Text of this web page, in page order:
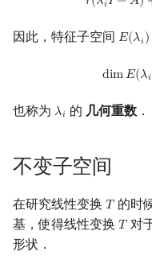
致谢
Special Judge
Testlib
LaTeX 入门
Git
Java 进阶
前缀和 & 差分
二分
回溯法
优化
数位 DP
动态 DP
概率 DP
DP 套 DP
Boyer–Moore 算法
Z 函数（扩展 KMP）
后缀自动机 (SAM)
后缀平衡树
广义后缀自动机
裴蜀定理 & 一次不定方
费马小定理 & 欧拉定理
中国剩余定理
升幂引理
阶乘取模
多项式多点求值|快速插
多项式初等函数
符号化方法
Lagrange 反演
形式幂级数复合|复合逆
伯努利数
分拆数
范德蒙德卷积
Pólya 计数
块状数据结构
单调栈
树状数组
线段树
划分树
最短路问题
拆点
连通性相关
环计数问题
旋转卡壳
随机增量法
反演变换
计算几何杂项
有限状态自动机
计算理论基础
表达式求值
在一台机器上规划任务
主元素问题
𝑟(𝜆𝑖𝐼 −𝐴)
因此，特征子空间 𝐸(𝜆𝑖)
E(λi)
dim𝐸(𝜆𝑖
dim
也称为 𝜆𝑖
λi 的 几何重数．
不变子空间
在研究线性变换 𝑇
T 的时
基，使得线性变换 𝑇
T 对
形状．